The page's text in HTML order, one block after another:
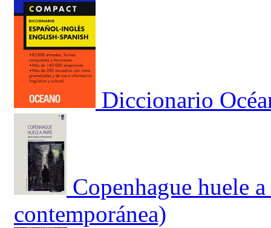
Diccionario
Copenhague huele
contemporánea)